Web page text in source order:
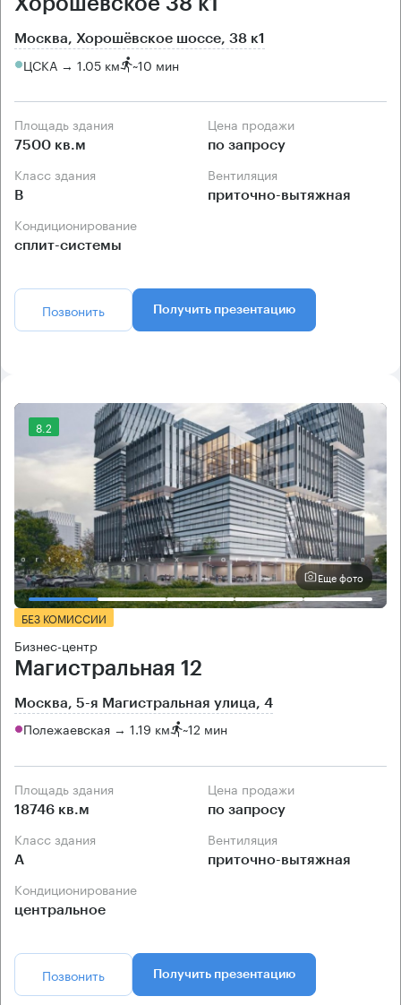
Москва, Хорошёвское шоссе, 38 к1
ЦСКА → 1.05 км ~10 мин
Площадь здания
7500 кв.м
Цена продажи
по запросу
Класс здания
B
Вентиляция
приточно-вытяжная
Кондиционирование
сплит-системы
Позвонить Получить презентацию
8.2
Еще фото
БЕЗ КОМИССИИ
Бизнес-центр
Магистральная 12
Москва, 5-я Магистральная улица, 4
Полежаевская → 1.19 км ~12 мин
Площадь здания
18746 кв.м
Цена продажи
по запросу
Класс здания
А
Вентиляция
приточно-вытяжная
Кондиционирование
центральное
Позвонить Получить презентацию